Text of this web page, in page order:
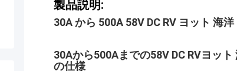
製品説明:
30A から 500A 58V DC RV ヨット 海
30Aから500Aまでの58V DC RVヨッ
の仕様